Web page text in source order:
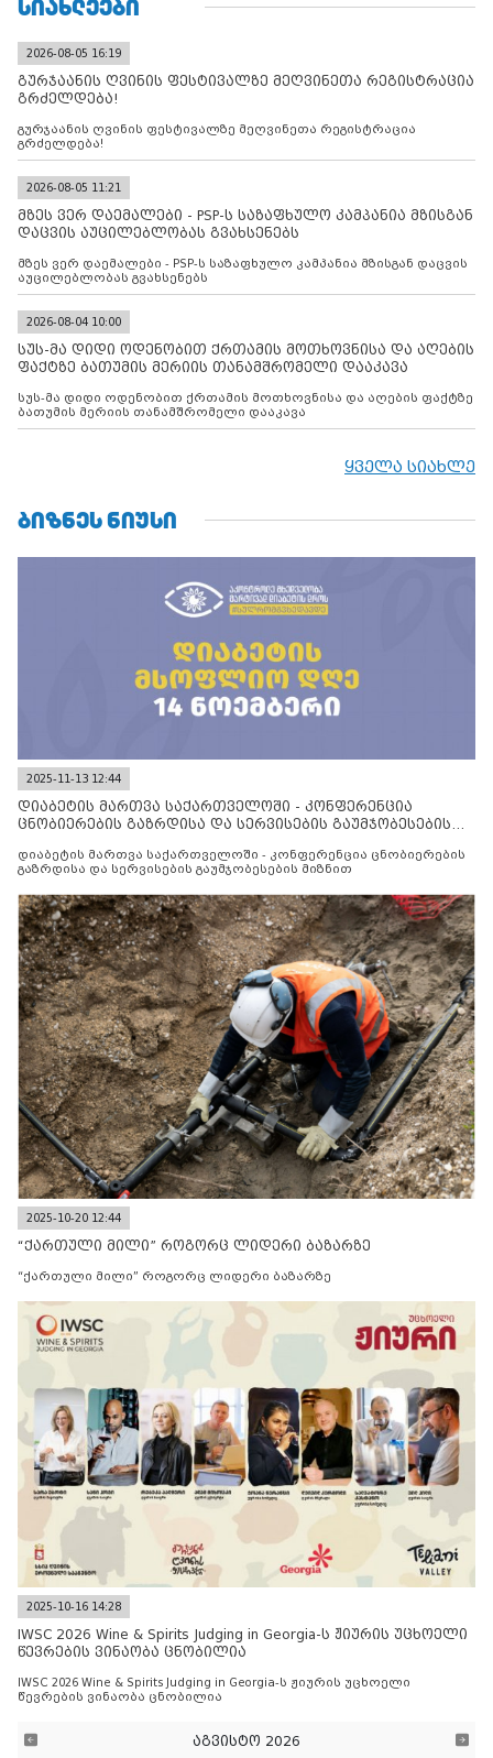
ᲡᲘᲐᲮᲚᲔᲔᲑᲘ
2026-08-05 16:19
გურჯაანის ღვინის ფესტივალზე მეღვინეთა რეგისტრაცია
გრძელდება!
გურჯაანის ღვინის ფესტივალზე მეღვინეთა რეგისტრაცია
გრძელდება!
2026-08-05 11:21
მზეს ვერ დაემალები - PSP-ს საზაფხულო კამპანია მზისგან
დაცვის აუცილებლობას გვახსენებს
მზეს ვერ დაემალები - PSP-ს საზაფხულო კამპანია მზისგან დაცვის
აუცილებლობას გვახსენებს
2026-08-04 10:00
სუს-მა დიდი ოდენობით ქრთამის მოთხოვნისა და აღების
ფაქტზე ბათუმის მერიის თანამშრომელი დააკავა
სუს-მა დიდი ოდენობით ქრთამის მოთხოვნისა და აღების ფაქტზე
ბათუმის მერიის თანამშრომელი დააკავა
ყველა სიახლე
ᲑᲘᲖᲜᲔᲡ ᲜᲘᲣᲡᲘ
2025-11-13 12:44
დიაბეტის მართვა საქართველოში - კონფერენცია
ცნობიერების გაზრდისა და სერვისების გაუმჯობესების
დიაბეტის მართვა საქართველოში - კონფერენცია ცნობიერების
გაზრდისა და სერვისების გაუმჯობესების მიზნით
2025-10-20 12:44
“ქართული მილი” როგორც ლიდერი ბაზარზე
“ქართული მილი” როგორც ლიდერი ბაზარზე
2025-10-16 14:28
IWSC 2026 Wine & Spirits Judging in Georgia-ს ჟიურის უცხოელი
წევრების ვინაობა ცნობილია
IWSC 2026 Wine & Spirits Judging in Georgia-ს ჟიურის უცხოელი
წევრების ვინაობა ცნობილია
აგვისტო 2026